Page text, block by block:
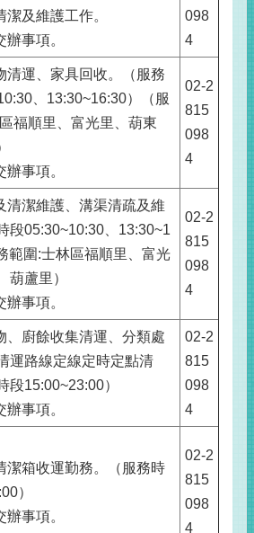
及維護工作。
事項。
098
4
清運、家具回收。（服務
、13:30~16:30）（服
福順里、富光里、葫東
事項。
02-2
815
098
4
清潔維護、溝渠清疏及維
段05:30~10:30、13:30~1
範圍:士林區福順里、富光
葫蘆里）
事項。
02-2
815
098
4
、廚餘收集清運、分類處
運路線定線定時定點清
段15:00~23:00）
事項。
02-2
815
098
4
潔箱收運勤務。（服務時
）
事項。
02-2
815
098
4